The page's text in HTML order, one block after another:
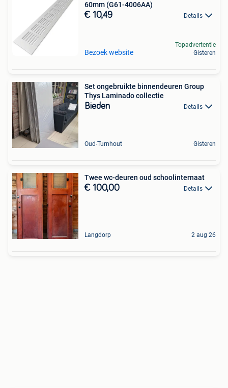
60mm (G61-4006AA)
€ 10,49 Details
Bezoek website
Topadvertentie
Gisteren
Set ongebruikte binnendeuren Group
Thys Laminado collectie
Bieden Details
Oud-Turnhout Gisteren
Twee wc-deuren oud schoolinternaat
€ 100,00 Details
Langdorp 2 aug 26